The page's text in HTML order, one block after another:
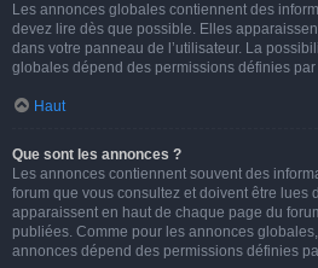
Les annonces globales contiennent des
devez lire dès que possible. Elles
dans votre panneau de l’utilisateur. La
globales dépend des permissions définies par
Haut
Que sont les annonces ?
Les annonces contiennent souvent des
forum que vous consultez et doivent être lues
apparaissent en haut de chaque page du
publiées. Comme pour les annonces
annonces dépend des permissions définies